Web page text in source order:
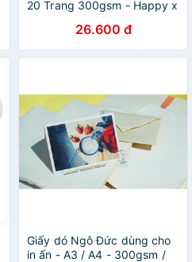
20 Trang 300gsm - Happy x
26.600 đ
Giấy dó Ngô Đức dùng cho
in ấn - A3 / A4 - 300gsm /